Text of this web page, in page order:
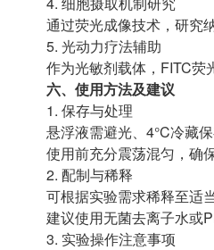
通过荧光成像技术，研究
5. 光动力疗法辅助
作为光敏剂载体，FITC荧
六、使用方法及建议
1. 保存与处理
悬浮液需避光、4°C冷藏
使用前充分震荡混匀，确
2. 配制与稀释
可根据实验需求稀释至适
建议使用无菌去离子水或
3. 实验操作注意事项